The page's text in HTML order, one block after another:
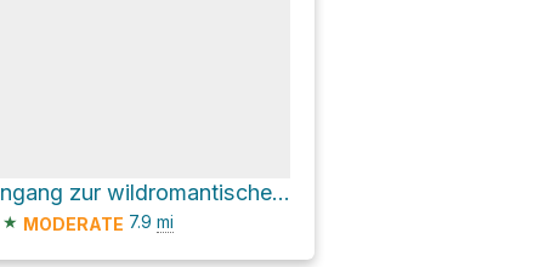
Eingang zur wildromantischen Ruppertsklamm/Rheinsteig
★ MODERATE 7.9 mi